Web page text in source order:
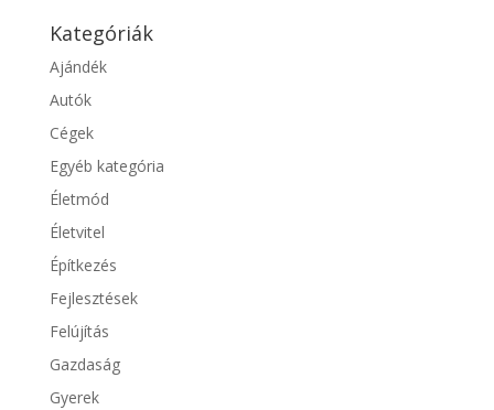
Kategóriák
Ajándék
Autók
Cégek
Egyéb kategória
Életmód
Életvitel
Építkezés
Fejlesztések
Felújítás
Gazdaság
Gyerek